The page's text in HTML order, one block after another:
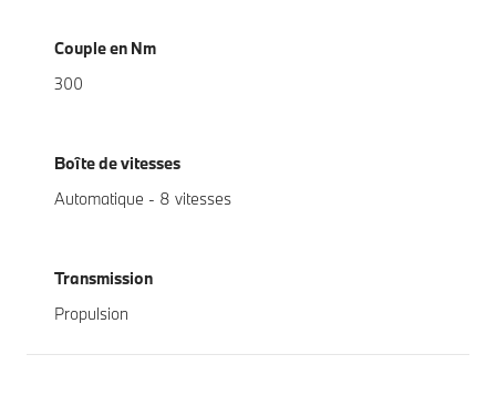
Couple en Nm
300
Boîte de vitesses
Automatique - 8 vitesses
Transmission
Propulsion